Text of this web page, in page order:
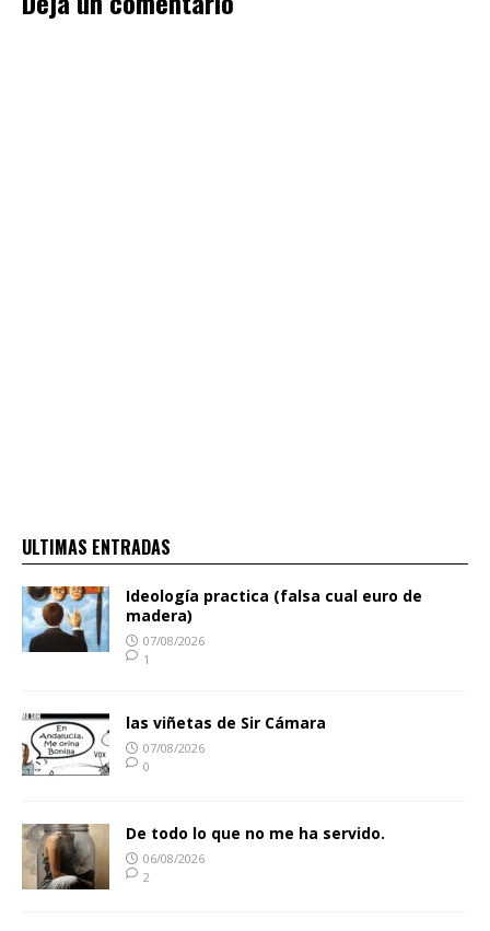
ULTIMAS ENTRADAS
Ideología practica (falsa cual euro de
madera)
07/08/2026
1
las viñetas de Sir Cámara
07/08/2026
0
De todo lo que no me ha servido.
06/08/2026
2